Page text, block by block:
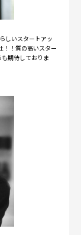
しいスタートアッ
！！質の高いスター
期待しておりま